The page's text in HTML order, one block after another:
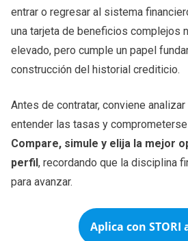
entrar o regresar al sistema
una tarjeta de beneficios complejos
elevado, pero cumple un papel
construcción del historial crediticio.
Antes de contratar, conviene
entender las tasas y
Compare, simule y elija la mejor
perfil, recordando que la disciplina
para avanzar.
Aplica con STORI